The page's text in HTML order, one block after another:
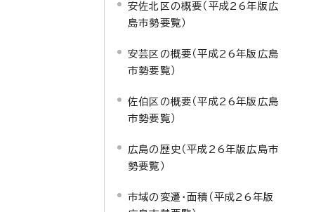
安佐北区の概要（平成26年版広
島市勢要覧）
安芸区の概要（平成26年版広島
市勢要覧）
佐伯区の概要（平成26年版広島
市勢要覧）
広島の歴史（平成26年版広島市
勢要覧）
市域の変遷・面積（平成26年版